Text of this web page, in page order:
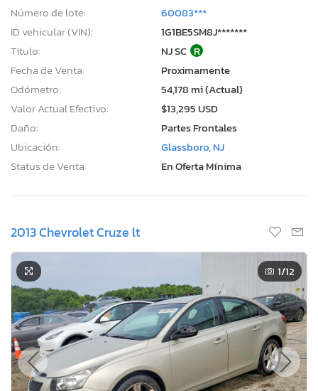
Número de lote:
60083***
ID vehicular (VIN):
1G1BE5SM8J*******
Título:
NJ SC R
Fecha de Venta:
Proximamente
Odómetro:
54,178 mi (Actual)
Valor Actual Efectivo:
$13,295 USD
Daño:
Partes Frontales
Ubicación:
Glassboro, NJ
Status de Venta:
En Oferta Mínima
2013 Chevrolet Cruze lt
1/12